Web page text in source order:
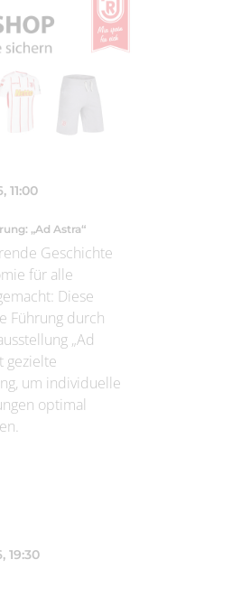
, 11:00
„Ad Astra“
Geschichte
für alle
Diese
Führung durch
„Ad
gezielte
um individuelle
optimal
, 19:30